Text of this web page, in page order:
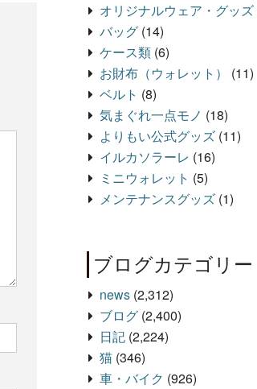
オリジナルウェア・グッズ
バッグ (14)
ケース類 (6)
お財布（ウォレット）
(11)
ベルト (8)
気まぐれ一点モノ (18)
よりもい公式グッズ (11)
イルカソラーレ (16)
ミニウォレット (5)
メンテナンスグッズ (1)
ブログカテゴリー
news (2,312)
ブログ (2,400)
日記 (2,224)
猫 (346)
車・バイク (926)